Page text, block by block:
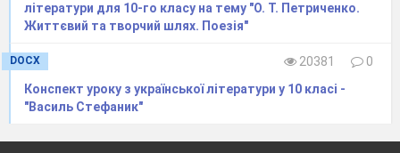
літератури для 10-го класу на тему "О. Т. Петриченко.
Життєвий та творчий шлях. Поезія"
DOCX 20381
0
Конспект уроку з української літератури у 10 класі -
"Василь Стефаник"